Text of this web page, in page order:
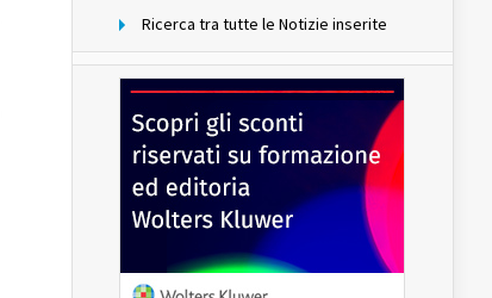
Ricerca tra tutte le Notizie inserite